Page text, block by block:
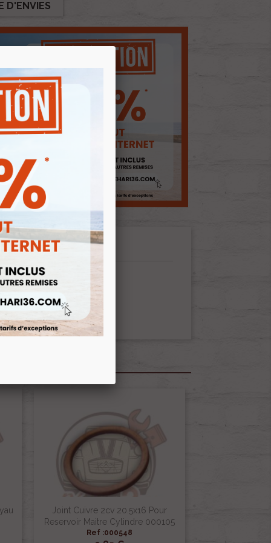
D'ENVIES
joints
garantie !
LHM (vert).
Joint Cuivre 2cv 20.5x16 Pour
Reservoir Maitre Cylindre 000105
Ref :000548